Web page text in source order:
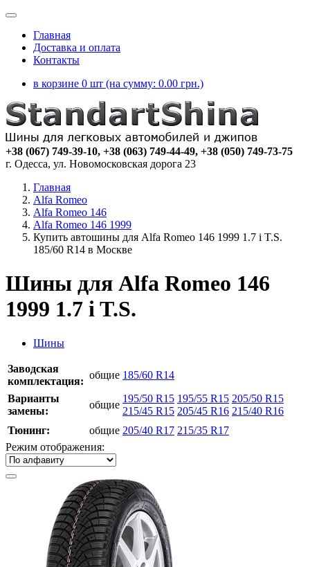
Главная
Доставка и оплата
Контакты
в корзине 0 шт (на сумму: 0.00 грн.)
+38 (067) 749-39-10, +38 (063) 749-44-49, +38 (050) 749-73-75
г. Одесса, ул. Новомосковская дорога 23
Главная
Alfa Romeo
Alfa Romeo 146
Alfa Romeo 146 1999
Купить автошины для Alfa Romeo 146 1999 1.7 i T.S.
185/60 R14 в Москве
Шины для Alfa Romeo 146
1999 1.7 i T.S.
Шины
Заводская
комплектация:
общие 185/60 R14
Варианты
замены:
общие
195/50 R15 195/55 R15 205/50 R15
215/45 R15 205/45 R16 215/40 R16
Тюнинг:
общие 205/40 R17 215/35 R17
Режим отображения: